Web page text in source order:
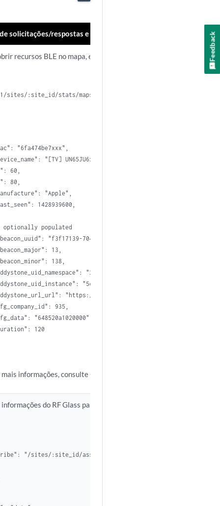
solicitações/respostas e documentação
recursos BLE no mapa, emita a seguinte solicitação:
sites/:site_id/stats/maps/:map_id/discovered_assets
"6fa474be7xxx",
"[TV] UN65JU6xxx",
60,
80,
"Apple",
1428939600,
optionally populated
"f3f17139-704a-f03a-2786-0400279e37c3",
13,
138,
"2818e3868dec25629ede",
"5c5b35000001",
"https://www.abc.com",
935,
"648520a1020000",
120
informações, consulteObter ativos descobertos do site por
do RF Glass para ativos BLE, emita a seguinte
"/sites/:site_id/assets/:asset_id/diag"
Feedback